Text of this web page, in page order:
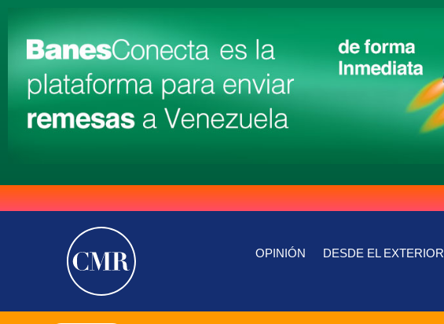
OPINIÓN DESDE EL EXTERIOR